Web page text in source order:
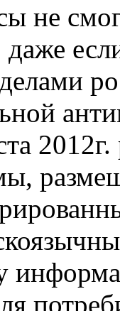
не
даже
2012г.